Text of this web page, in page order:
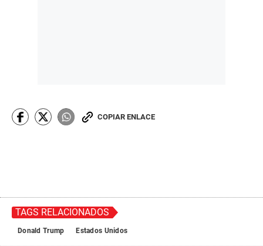
COPIAR ENLACE
TAGS RELACIONADOS
Donald Trump Estados Unidos